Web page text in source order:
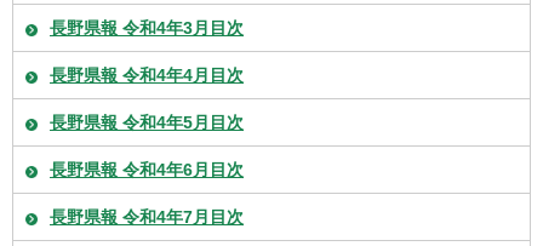
長野県報 令和4年3月目次
長野県報 令和4年4月目次
長野県報 令和4年5月目次
長野県報 令和4年6月目次
長野県報 令和4年7月目次